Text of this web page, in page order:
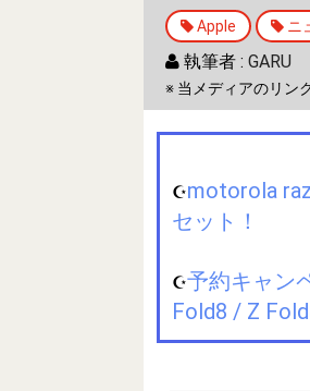
Apple ニ
執筆者 : GARU
※ 当メディアのリン
☪️motorola
セット！
☪️予約キャン
Fold8 / Z